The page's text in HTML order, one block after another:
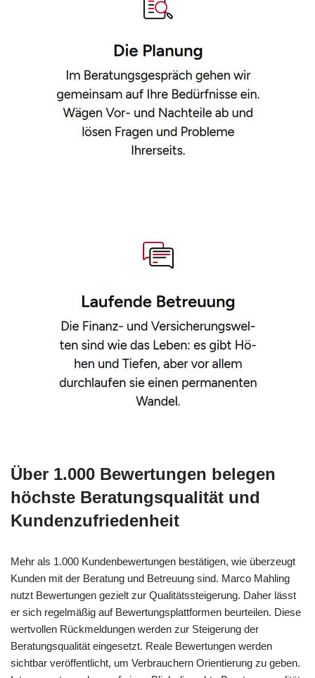
Über 1.000 Bewertungen belegen
höchste Beratungsqualität und
Kundenzufriedenheit
Mehr als 1.000 Kundenbewertungen bestätigen, wie überzeugt
Kunden mit der Beratung und Betreuung sind. Marco Mahling
nutzt Bewertungen gezielt zur Qualitätssteigerung. Daher lässt
er sich regelmäßig auf Bewertungsplattformen beurteilen. Diese
wertvollen Rückmeldungen werden zur Steigerung der
Beratungsqualität eingesetzt. Reale Bewertungen werden
sichtbar veröffentlicht, um Verbrauchern Orientierung zu geben.